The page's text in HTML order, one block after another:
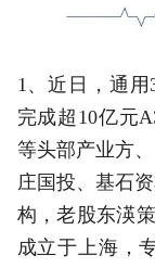
1、近日，通用
完成超10亿元
等头部产业方
庄国投、基石
构，老股东渶
成立于上海，